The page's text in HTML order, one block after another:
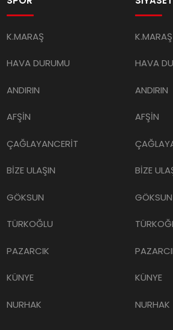
K.MARAŞ
HAVA DURUMU
ANDIRIN
AFŞİN
ÇAĞLAYANCERİT
BİZE ULAŞIN
GÖKSUN
TÜRKOĞLU
PAZARCIK
KÜNYE
NURHAK
K.MARAŞ
HAVA
ANDIRIN
AFŞİN
BİZE
GÖKSUN
KÜNYE
NURHAK